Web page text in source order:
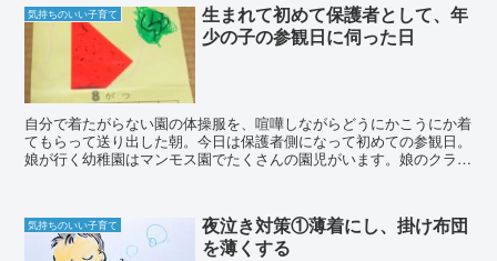
気持ちのいい子育て
生まれて初めて保護者として、年
少の子の参観日に伺った日
自分で着たがらない園の体操服を、喧嘩しながらどうにかこうにか着
てもらって送り出した朝。今日は保護者側になって初めての参観日。
娘が行く幼稚園はマンモス園でたくさんの園児がいます。娘のクラス
気持ちのいい子育て
夜泣き対策①薄着にし、掛け布団
を薄くする